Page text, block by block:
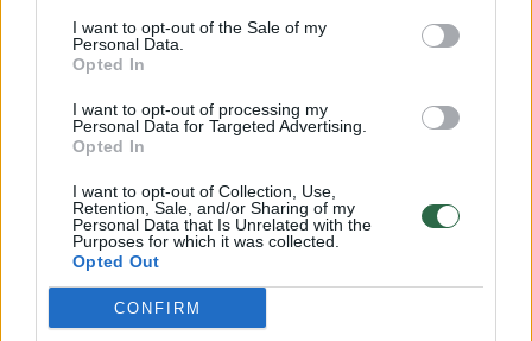
I want to opt-out of the Sale of my
Personal Data.
Opted In
I want to opt-out of processing my
Personal Data for Targeted Advertising.
Opted In
I want to opt-out of Collection, Use,
Retention, Sale, and/or Sharing of my
Personal Data that Is Unrelated with the
Purposes for which it was collected.
Opted Out
CONFIRM